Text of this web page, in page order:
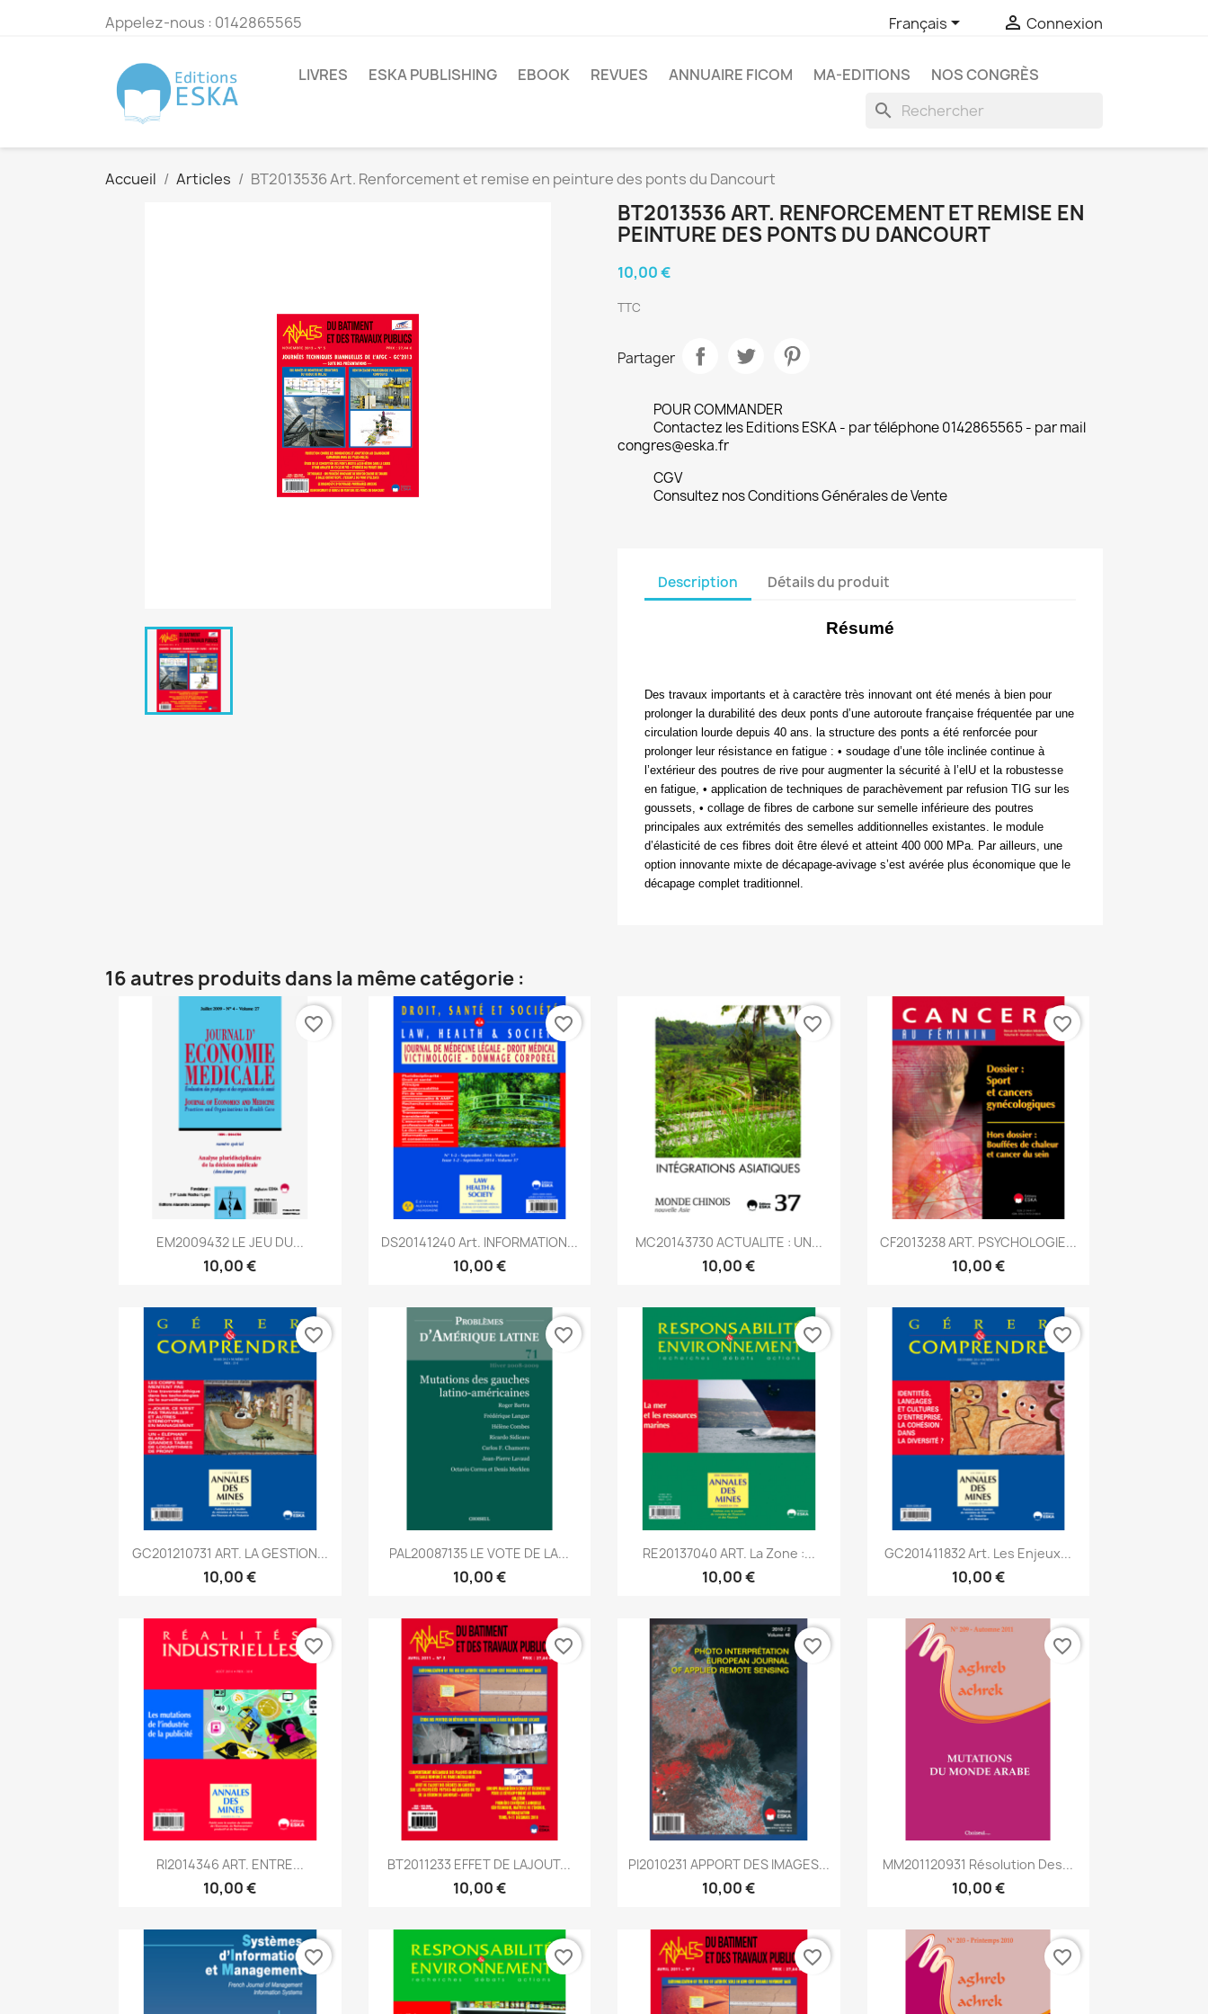
Appelez-nous : 0142865565 Français  Connexion
LIVRES ESKA PUBLISHING EBOOK REVUES ANNUAIRE FICOM MA-EDITIONS NOS CONGRÈS
search
Accueil Articles BT2013536 Art. Renforcement et remise en peinture des ponts du Dancourt
BT2013536 ART. RENFORCEMENT ET REMISE EN
PEINTURE DES PONTS DU DANCOURT
10,00 €
TTC
Partager
POUR COMMANDER
Contactez les Editions ESKA - par téléphone 0142865565 - par mail
congres@eska.fr
CGV
Consultez nos Conditions Générales de Vente
Description Détails du produit
Résumé
Des travaux importants et à caractère très innovant ont été menés à bien pour
prolonger la durabilité des deux ponts d’une autoroute française fréquentée par une
circulation lourde depuis 40 ans. la structure des ponts a été renforcée pour
prolonger leur résistance en fatigue : • soudage d’une tôle inclinée continue à
l’extérieur des poutres de rive pour augmenter la sécurité à l’elU et la robustesse
en fatigue, • application de techniques de parachèvement par refusion TIG sur les
goussets, • collage de fibres de carbone sur semelle inférieure des poutres
principales aux extrémités des semelles additionnelles existantes. le module
d’élasticité de ces fibres doit être élevé et atteint 400 000 MPa. Par ailleurs, une
option innovante mixte de décapage-avivage s’est avérée plus économique que le
décapage complet traditionnel.
16 autres produits dans la même catégorie :
Aperçu rapide
EM2009432 LE JEU DU...
10,00 €
favorite_border
Aperçu rapide
DS20141240 Art. INFORMATION...
10,00 €
favorite_border
Aperçu rapide
MC20143730 ACTUALITE : UN...
10,00 €
favorite_border
Aperçu rapide
CF2013238 ART. PSYCHOLOGIE...
10,00 €
favorite_border
Aperçu rapide
GC201210731 ART. LA GESTION...
10,00 €
favorite_border
Aperçu rapide
PAL20087135 LE VOTE DE LA...
10,00 €
favorite_border
Aperçu rapide
RE20137040 ART. La Zone :...
10,00 €
favorite_border
Aperçu rapide
GC201411832 Art. Les Enjeux...
10,00 €
favorite_border
Aperçu rapide
RI2014346 ART. ENTRE...
10,00 €
favorite_border
Aperçu rapide
BT2011233 EFFET DE LAJOUT...
10,00 €
favorite_border
 Aperçu rapide
PI2010231 APPORT DES IMAGES...
10,00 €
favorite_border
Aperçu rapide
MM201120931 Résolution Des...
10,00 €
favorite_border
favorite_border favorite_border favorite_border favorite_border